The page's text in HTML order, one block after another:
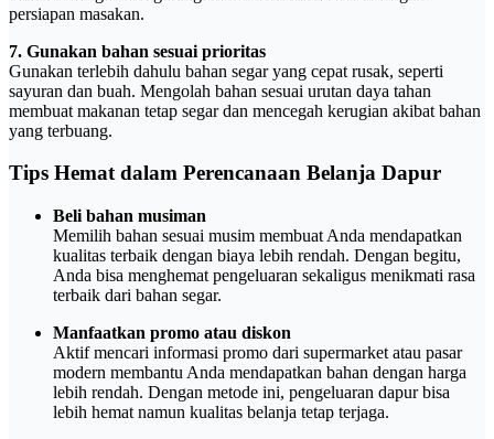
persiapan masakan.
7. Gunakan bahan sesuai prioritas
Gunakan terlebih dahulu bahan segar yang cepat rusak, seperti
sayuran dan buah. Mengolah bahan sesuai urutan daya tahan
membuat makanan tetap segar dan mencegah kerugian akibat bahan
yang terbuang.
Tips Hemat dalam Perencanaan Belanja Dapur
Beli bahan musiman
Memilih bahan sesuai musim membuat Anda mendapatkan
kualitas terbaik dengan biaya lebih rendah. Dengan begitu,
Anda bisa menghemat pengeluaran sekaligus menikmati rasa
terbaik dari bahan segar.
Manfaatkan promo atau diskon
Aktif mencari informasi promo dari supermarket atau pasar
modern membantu Anda mendapatkan bahan dengan harga
lebih rendah. Dengan metode ini, pengeluaran dapur bisa
lebih hemat namun kualitas belanja tetap terjaga.